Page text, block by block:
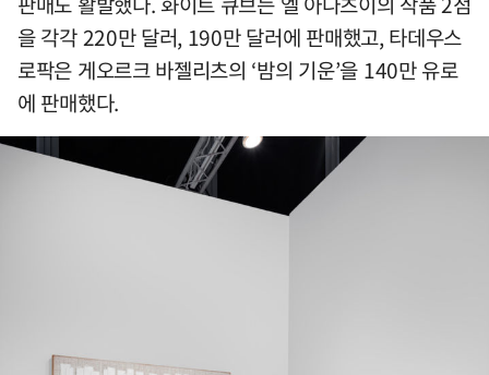
을 각각 220만 달러, 190만 달러에 판매했고, 타데우스
로팍은 게오르크 바젤리츠의 ‘밤의 기운’을 140만 유로
에 판매했다.